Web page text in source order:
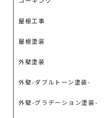
屋根工事
屋根塗装
外壁塗装
外壁-ダブルトーン塗装-
外壁-グラデーション塗装-